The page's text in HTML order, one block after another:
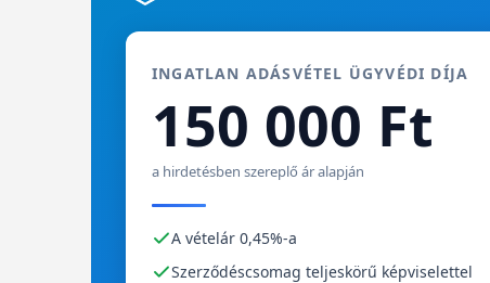
INGATLAN ADÁSVÉTEL ÜGYVÉDI DÍJA
150 000 Ft
a hirdetésben szereplő ár alapján
A vételár 0,45%-a
Szerződéscsomag teljeskörű képviselettel